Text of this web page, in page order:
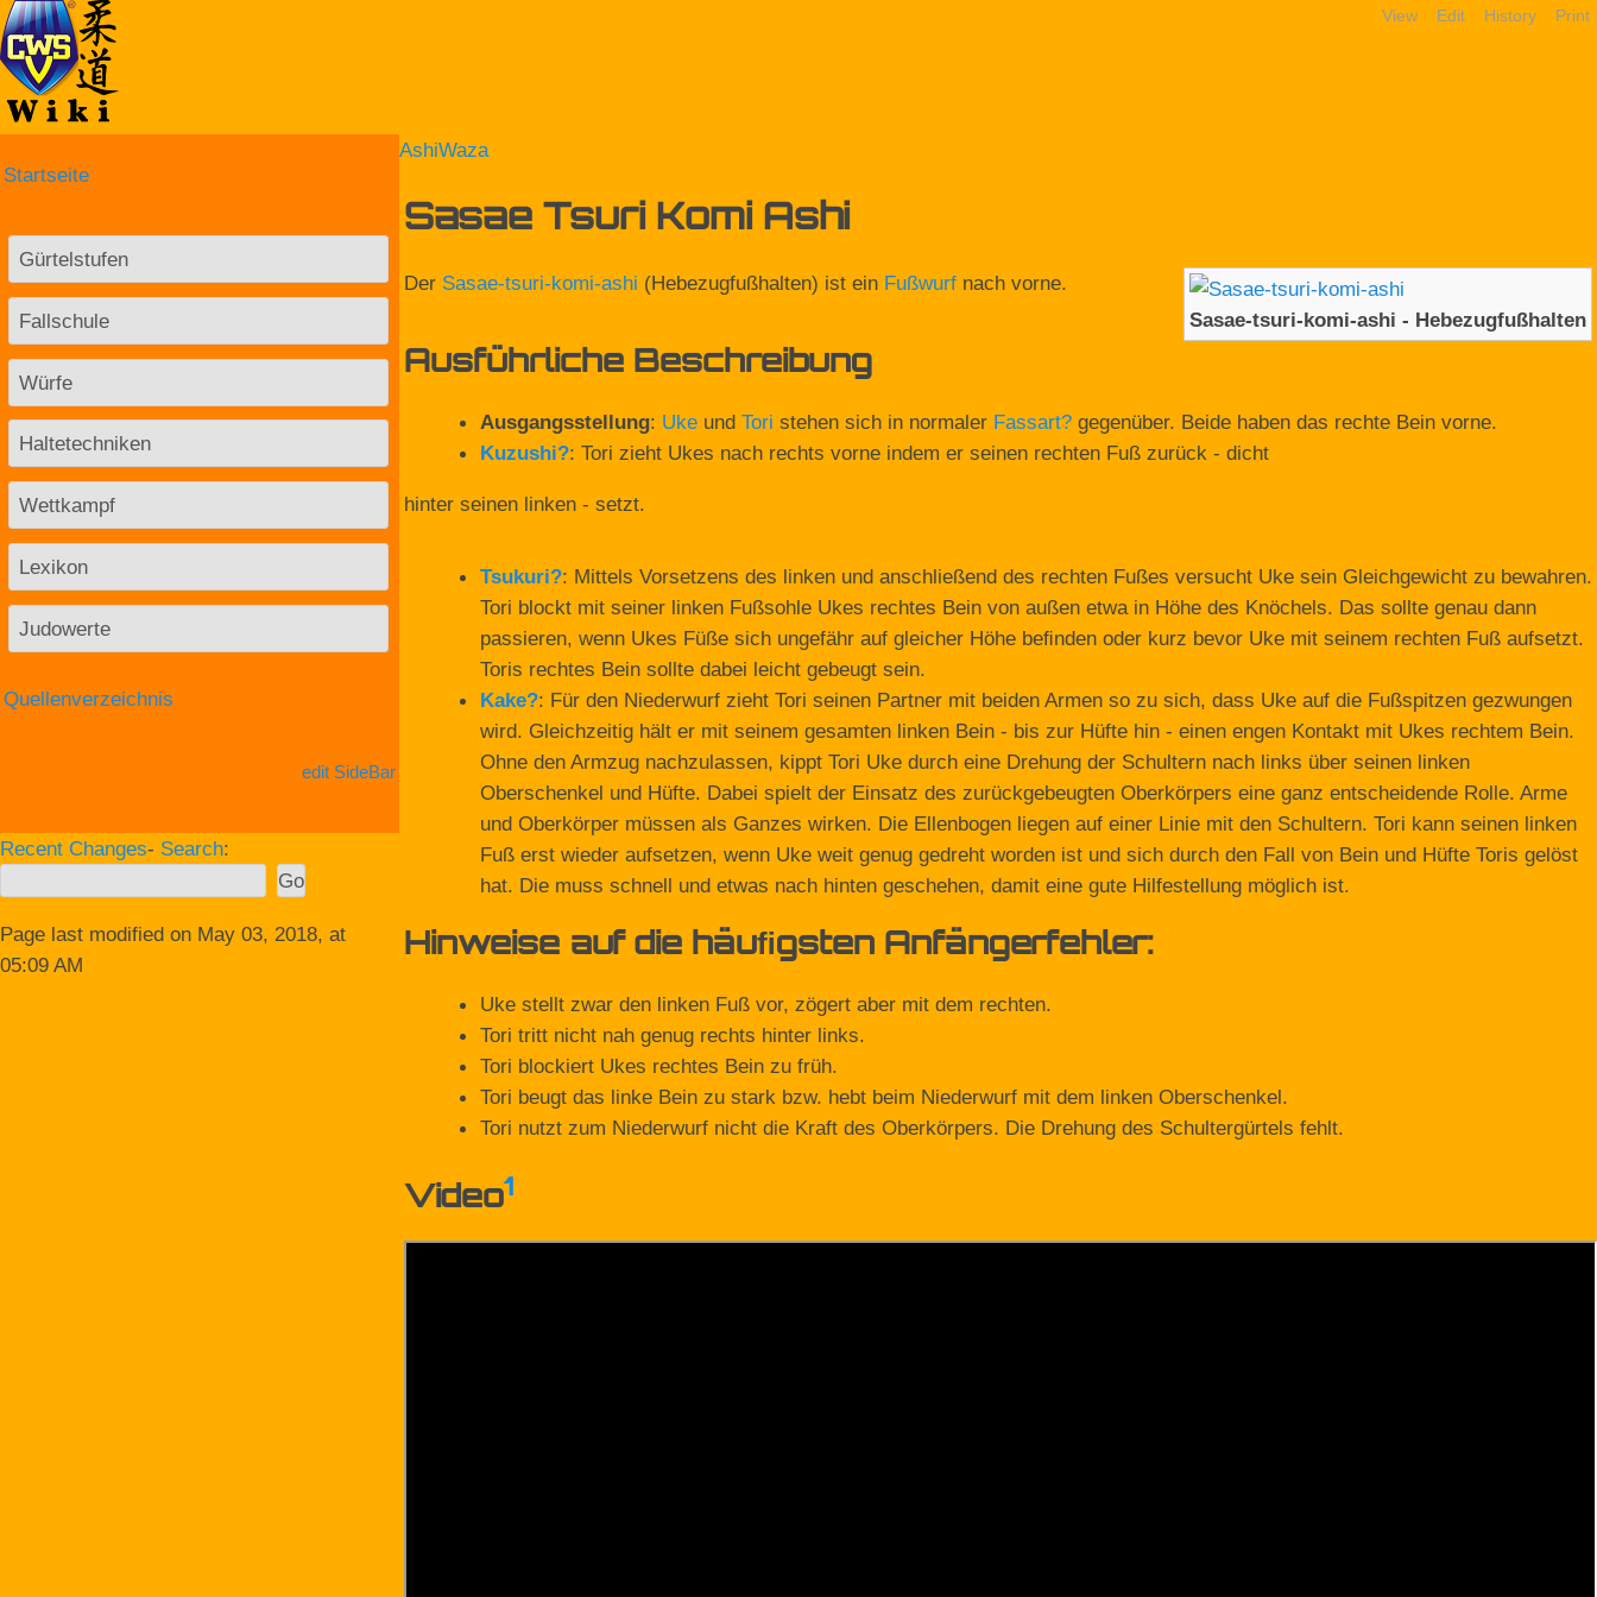
View Edit History Print
AshiWaza
Sasae Tsuri Komi Ashi
Sasae-tsuri-komi-ashi - Hebezugfußhalten
Der Sasae-tsuri-komi-ashi (Hebezugfußhalten) ist ein Fußwurf nach vorne.
Ausführliche Beschreibung
Ausgangsstellung: Uke und Tori stehen sich in normaler Fassart? gegenüber. Beide haben das rechte Bein vorne.
Kuzushi?: Tori zieht Ukes nach rechts vorne indem er seinen rechten Fuß zurück - dicht
hinter seinen linken - setzt.
Tsukuri?: Mittels Vorsetzens des linken und anschließend des rechten Fußes versucht Uke sein Gleichgewicht zu bewahren.
Tori blockt mit seiner linken Fußsohle Ukes rechtes Bein von außen etwa in Höhe des Knöchels. Das sollte genau dann
passieren, wenn Ukes Füße sich ungefähr auf gleicher Höhe beﬁnden oder kurz bevor Uke mit seinem rechten Fuß aufsetzt.
Toris rechtes Bein sollte dabei leicht gebeugt sein.
Kake?: Für den Niederwurf zieht Tori seinen Partner mit beiden Armen so zu sich, dass Uke auf die Fußspitzen gezwungen
wird. Gleichzeitig hält er mit seinem gesamten linken Bein - bis zur Hüfte hin - einen engen Kontakt mit Ukes rechtem Bein.
Ohne den Armzug nachzulassen, kippt Tori Uke durch eine Drehung der Schultern nach links über seinen linken
Oberschenkel und Hüfte. Dabei spielt der Einsatz des zurückgebeugten Oberkörpers eine ganz entscheidende Rolle. Arme
und Oberkörper müssen als Ganzes wirken. Die Ellenbogen liegen auf einer Linie mit den Schultern. Tori kann seinen linken
Fuß erst wieder aufsetzen, wenn Uke weit genug gedreht worden ist und sich durch den Fall von Bein und Hüfte Toris gelöst
hat. Die muss schnell und etwas nach hinten geschehen, damit eine gute Hilfestellung möglich ist.
Hinweise auf die häuﬁgsten Anfängerfehler:
Uke stellt zwar den linken Fuß vor, zögert aber mit dem rechten.
Tori tritt nicht nah genug rechts hinter links.
Tori blockiert Ukes rechtes Bein zu früh.
Tori beugt das linke Bein zu stark bzw. hebt beim Niederwurf mit dem linken Oberschenkel.
Tori nutzt zum Niederwurf nicht die Kraft des Oberkörpers. Die Drehung des Schultergürtels fehlt.
Video1
Startseite
Gürtelstufen
Fallschule
Würfe
Haltetechniken
Wettkampf
Lexikon
Judowerte
Quellenverzeichnis
edit SideBar
Recent Changes- Search:
Page last modified on May 03, 2018, at
05:09 AM